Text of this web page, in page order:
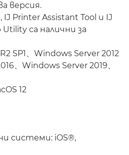
версия.
Printer Assistant Tool и IJ
са налични за
SP1、Windows Server 2012
、Windows Server 2019、
12
системи: iOS®,